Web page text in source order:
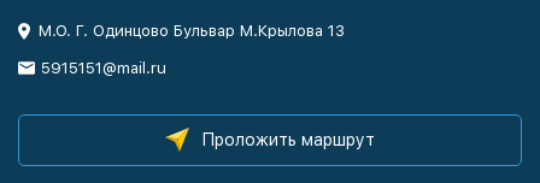
М.О. Г. Одинцово Бульвар М.Крылова 13
5915151@mail.ru
Проложить маршрут